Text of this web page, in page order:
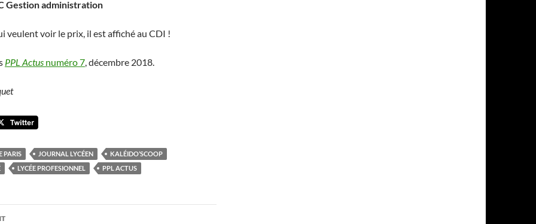
Gestion administration
veulent voir le prix, il est affiché au CDI !
PPL Actus numéro 7, décembre 2018.
PARIS JOURNAL LYCÉEN
KALÉIDO’SCOOP
LYCÉE PROFESIONNEL PPL ACTUS